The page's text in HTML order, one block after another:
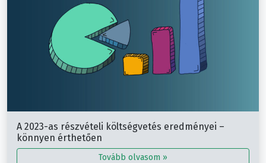
A 2023-as részvételi költségvetés eredményei –
könnyen érthetően
Tovább olvasom »